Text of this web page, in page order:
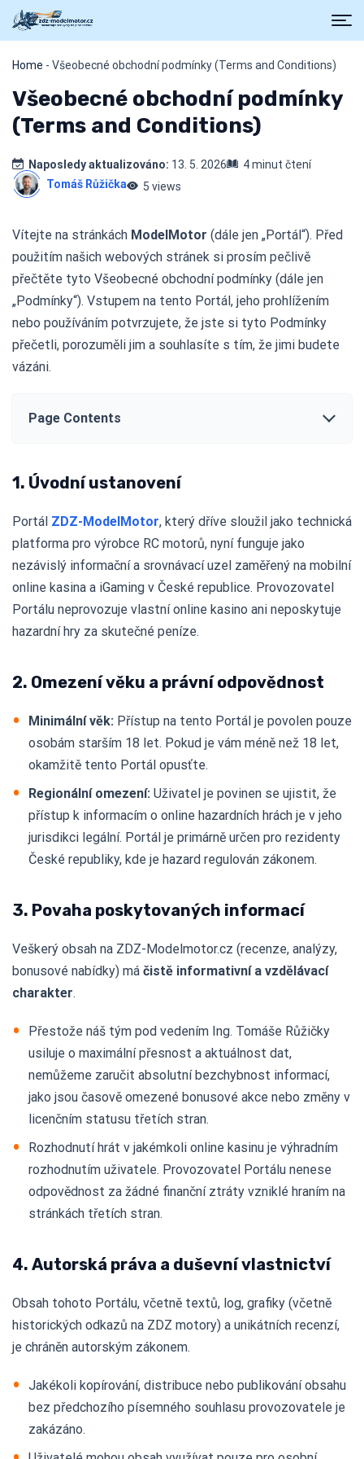
Home - Všeobecné obchodní podmínky (Terms and Conditions)
Všeobecné obchodní podmínky
(Terms and Conditions)
Naposledy aktualizováno: 13. 5. 2026
4 minut čtení
Tomáš Růžička
5 views
Vítejte na stránkách ModelMotor (dále jen „Portál“). Před
použitím našich webových stránek si prosím pečlivě
přečtěte tyto Všeobecné obchodní podmínky (dále jen
„Podmínky“). Vstupem na tento Portál, jeho prohlížením
nebo používáním potvrzujete, že jste si tyto Podmínky
přečetli, porozuměli jim a souhlasíte s tím, že jimi budete
vázáni.
Page Contents
1. Úvodní ustanovení
Portál ZDZ-ModelMotor, který dříve sloužil jako technická
platforma pro výrobce RC motorů, nyní funguje jako
nezávislý informační a srovnávací uzel zaměřený na mobilní
online kasina a iGaming v České republice. Provozovatel
Portálu neprovozuje vlastní online kasino ani neposkytuje
hazardní hry za skutečné peníze.
2. Omezení věku a právní odpovědnost
Minimální věk: Přístup na tento Portál je povolen pouze
osobám starším 18 let. Pokud je vám méně než 18 let,
okamžitě tento Portál opusťte.
Regionální omezení: Uživatel je povinen se ujistit, že
přístup k informacím o online hazardních hrách je v jeho
jurisdikci legální. Portál je primárně určen pro rezidenty
České republiky, kde je hazard regulován zákonem.
3. Povaha poskytovaných informací
Veškerý obsah na ZDZ-Modelmotor.cz (recenze, analýzy,
bonusové nabídky) má čistě informativní a vzdělávací
charakter.
Přestože náš tým pod vedením Ing. Tomáše Růžičky
usiluje o maximální přesnost a aktuálnost dat,
nemůžeme zaručit absolutní bezchybnost informací,
jako jsou časově omezené bonusové akce nebo změny v
licenčním statusu třetích stran.
Rozhodnutí hrát v jakémkoli online kasinu je výhradním
rozhodnutím uživatele. Provozovatel Portálu nenese
odpovědnost za žádné finanční ztráty vzniklé hraním na
stránkách třetích stran.
4. Autorská práva a duševní vlastnictví
Obsah tohoto Portálu, včetně textů, log, grafiky (včetně
historických odkazů na ZDZ motory) a unikátních recenzí,
je chráněn autorským zákonem.
Jakékoli kopírování, distribuce nebo publikování obsahu
bez předchozího písemného souhlasu provozovatele je
zakázáno.